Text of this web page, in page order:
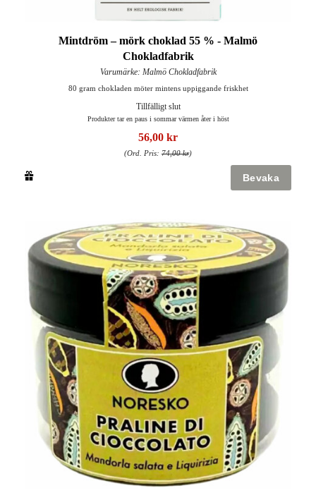
Mintdröm – mörk choklad 55 % - Malmö
Chokladfabrik
Varumärke: Malmö Chokladfabrik
80 gram chokladen möter mintens uppiggande friskhet
Tillfälligt slut
Produkter tar en paus i sommar värmen åter i höst
56,00 kr
(Ord. Pris: 74,00 kr)